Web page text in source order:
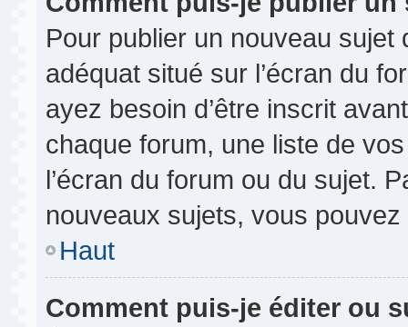
Pour publier un nouveau
adéquat situé sur l’écran du
ayez besoin d’être inscrit
chaque forum, une liste de
l’écran du forum ou du sujet.
nouveaux sujets, vous
Haut
Comment puis-je éditer ou